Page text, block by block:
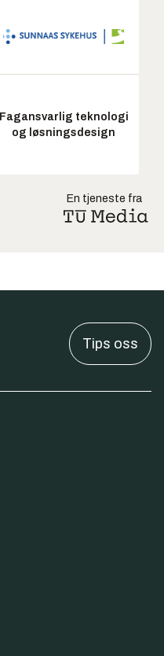
Fagansvarlig teknologi
og løsningsdesign
En tjeneste fra
Tips oss